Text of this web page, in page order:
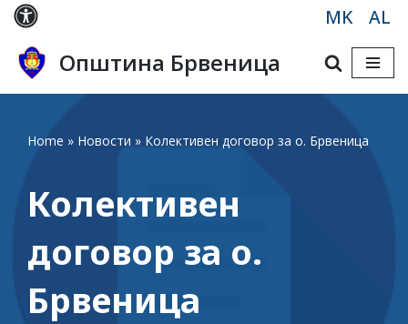
Skip
to
content
MK AL
Општина Брвеница
Home » Новости » Колективен договор за о. Брвеница
Колективен
договор за о.
Брвеница